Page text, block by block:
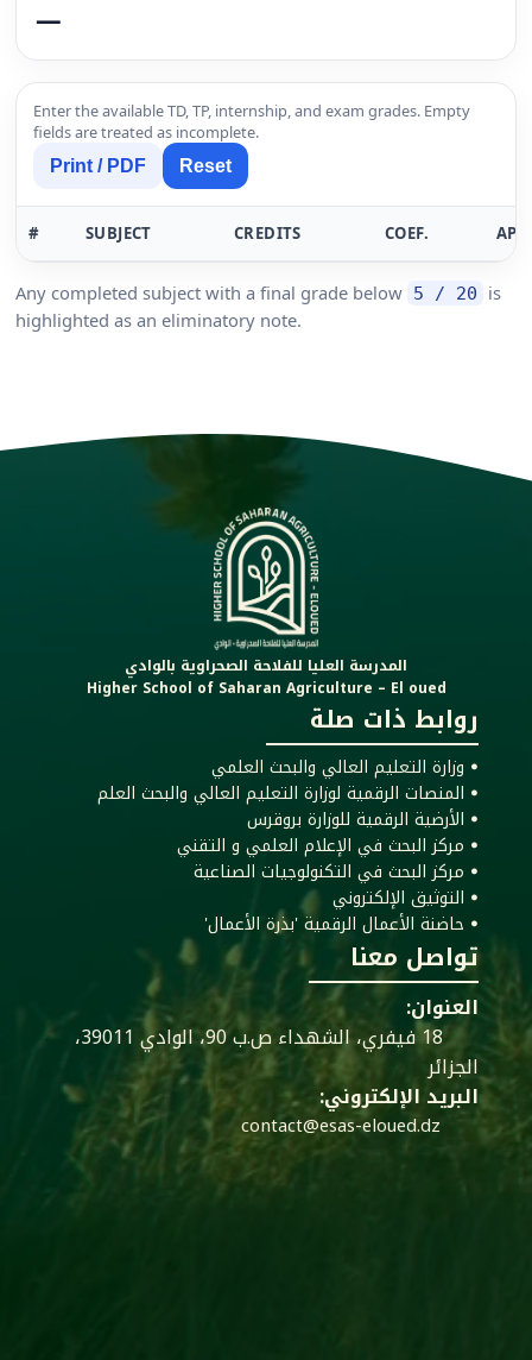
—
Enter the available TD, TP, internship, and exam grades. Empty
fields are treated as incomplete.
Print / PDF Reset
# SUBJECT CREDITS COEF. AP
Any completed subject with a final grade below 5 / 20
is
highlighted as an eliminatory note.
المدرسة العليا للفلاحة الصحراوية بالوادي
Higher School of Saharan Agriculture – El oued
روابط ذات صلة
ꔷ وزارة التعليم العالي والبحث العلمي
ꔷ المنصات الرقمية لوزارة التعليم العالي والبحث العلم
ꔷ الأرضية الرقمية للوزارة بروقرس
ꔷ مركز البحث في الإعلام العلمي و التقني
ꔷ مركز البحث في التكنولوجيات الصناعية
ꔷ التوثيق الإلكتروني
ꔷ حاضنة الأعمال الرقمية 'بذرة الأعمال'
تواصل معنا
العنوان:
18 فيفري، الشهداء ص.ب 90، الوادي 39011،
الجزائر
البريد الإلكتروني:
contact@esas-eloued.dz